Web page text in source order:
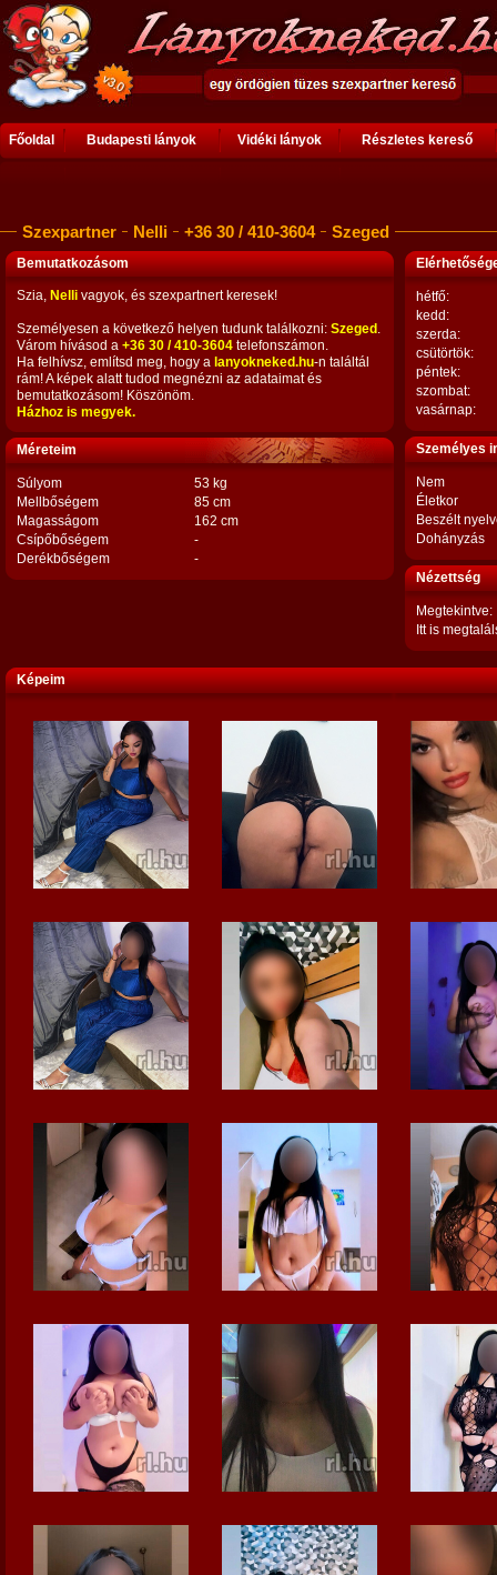
Főoldal Budapesti lányok Vidéki lányok Részletes kereső
Szexpartner Nelli +36 30 / 410-3604 Szeged
Bemutatkozásom
Szia, Nelli vagyok, és szexpartnert keresek!
Személyesen a következő helyen tudunk találkozni: Szeged .
Várom hívásod a +36 30 / 410-3604 telefonszámon.
Ha felhívsz, említsd meg, hogy a lanyokneked.hu-n találtál
rám! A képek alatt tudod megnézni az adataimat és
bemutatkozásom! Köszönöm.
Házhoz is megyek.
Méreteim
Súlyom
53 kg
Mellbőségem
85 cm
Magasságom
162 cm
Csípőbőségem
-
Derékbőségem
-
hétfő:
kedd:
szerda:
csütörtök:
péntek:
szombat:
vasárnap:
Személyes
Nem
Életkor
Beszélt
Dohányzás
Nézettség
Megtekintve:
Itt is
Képeim